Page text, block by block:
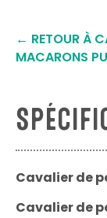
← RETOUR À
MACARONS
Cavalier de
Cavalier de